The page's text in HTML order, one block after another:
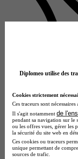
Prépa - Classe
Paris 16e
Au Lycée
et commerciale
fondamentaux
sociales.…
Diplomeo utilise des
Cookies strictement
Ces traceurs sont
Il s'agit notamment de
pendant sa navigation sur le
ou les offres vues, gérer les
la sécurité du site web en
Ces cookies ou traceurs
unique permettant de
sources de trafic.